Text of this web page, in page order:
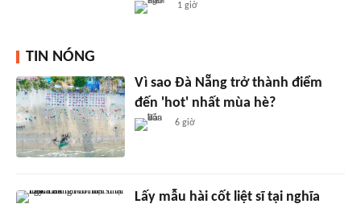
1 giờ
TIN NÓNG
Vì sao Đà Nẵng trở thành điểm
đến 'hot' nhất mùa hè?
6 giờ
Lấy mẫu hài cốt liệt sĩ tại nghĩa